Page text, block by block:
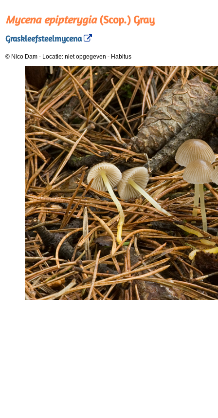
Mycena epipterygia(Scop.) Gray
Graskleefsteelmycena
© Nico Dam - Locatie: niet opgegeven - Habitus